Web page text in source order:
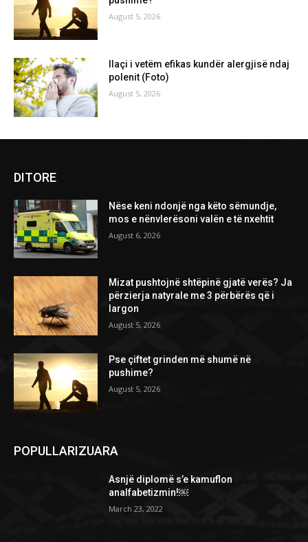
August 5, 2026
Ilaçi i vetëm efikas kundër alergjisë ndaj
polenit (Foto)
August 5, 2026
DITORE
Nëse keni ndonjë nga këto sëmundje,
mos e nënvlerësoni valën e të nxehtit
August 6, 2026
Mizat pushtojnë shtëpinë gjatë verës? Ja
përzierja natyrale me 3 përbërës që i
largon
August 5, 2026
Pse çiftet grinden më shumë në
pushime?
August 5, 2026
POPULLARIZUARA
Asnjë diplomë s’e kamuflon
analfabetizmin!￼
March 23, 2022